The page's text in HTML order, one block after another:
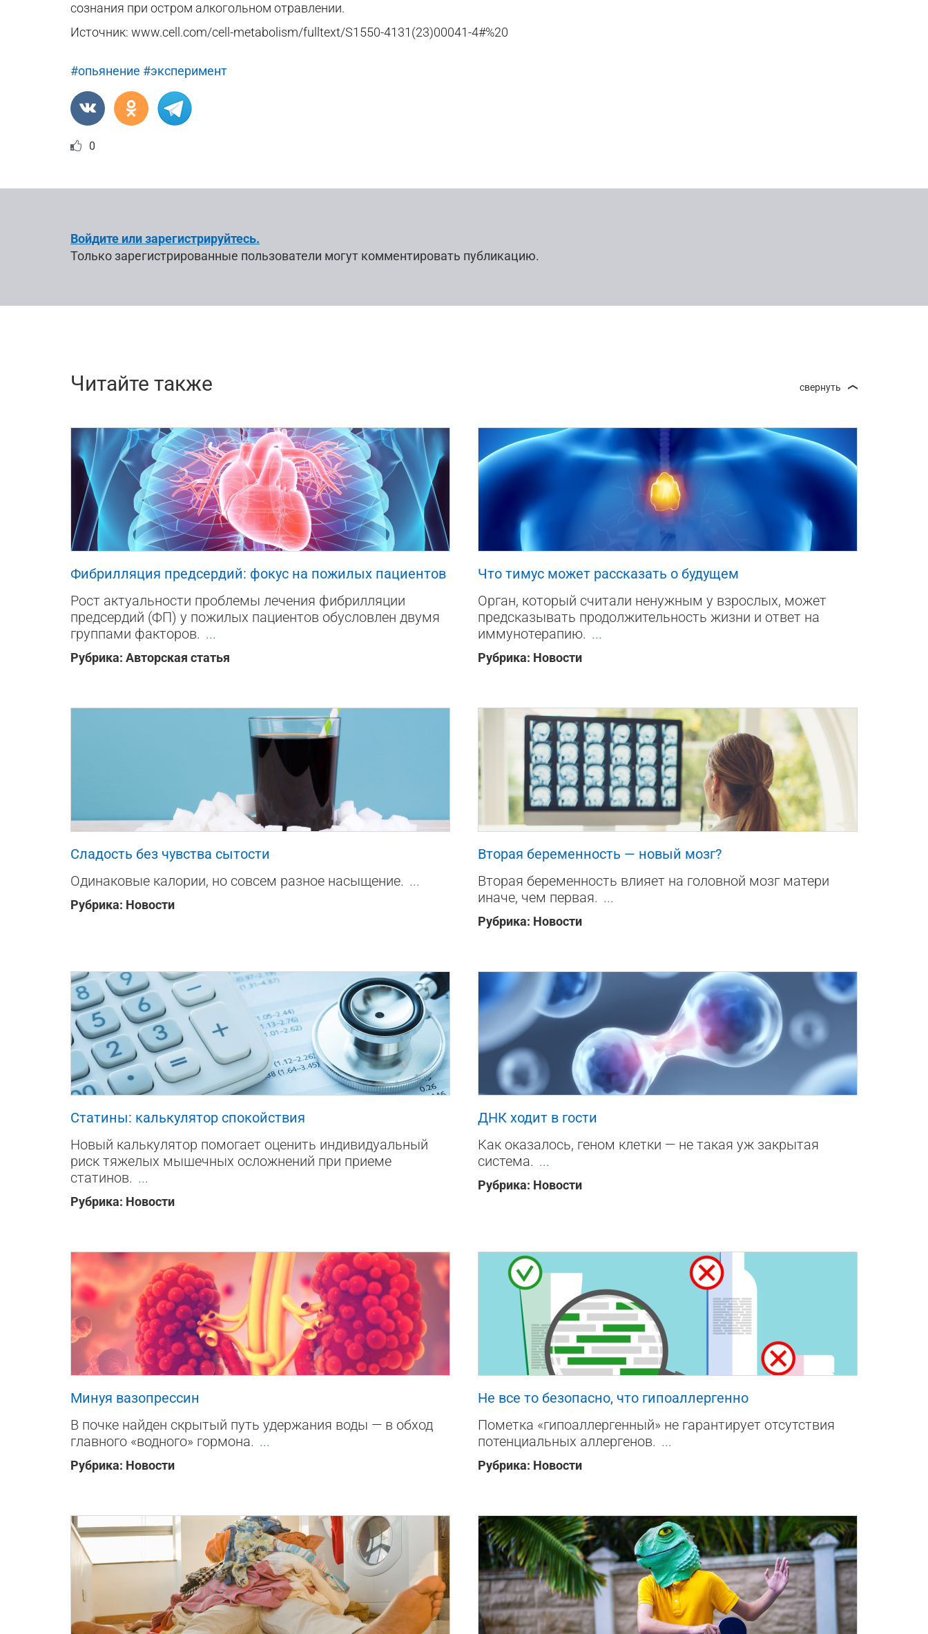
сознания при остром алкогольном отравлении.
Источник: www.cell.com/cell-metabolism/fulltext/S1550-4131(23)00041-4#%20
#опьянение #эксперимент
0
Войдите или зарегистрируйтесь.
Только зарегистрированные пользователи могут комментировать публикацию.
Читайте также
51887 5 11
Фибрилляция предсердий: фокус на пожилых пациентов
Рост актуальности проблемы лечения фибрилляции
предсердий (ФП) у пожилых пациентов обусловлен двумя
группами факторов. ...
Рубрика: Авторская статья
18
Что тимус может рассказать о будущем
Орган, который считали ненужным у взрослых, может
предсказывать продолжительность жизни и ответ на
иммунотерапию. ...
Рубрика: Новости
Сладость без чувства сытости
Одинаковые калории, но совсем разное насыщение. ...
Рубрика: Новости
0 0
Вторая беременность — новый мозг?
Вторая беременность влияет на головной мозг матери
иначе, чем первая. ...
Рубрика: Новости
169 0
Статины: калькулятор спокойствия
Новый калькулятор помогает оценить индивидуальный
риск тяжелых мышечных осложнений при приеме
статинов. ...
Рубрика: Новости
133 0 0
ДНК ходит в гости
Как оказалось, геном клетки — не такая уж закрытая
система. ...
Рубрика: Новости
87 0 0
Минуя вазопрессин
В почке найден скрытый путь удержания воды — в обход
главного «водного» гормона. ...
Рубрика: Новости
0 0
Не все то безопасно, что гипоаллергенно
Пометка «гипоаллергенный» не гарантирует отсутствия
потенциальных аллергенов. ...
Рубрика: Новости
108 0 0 127 0 1